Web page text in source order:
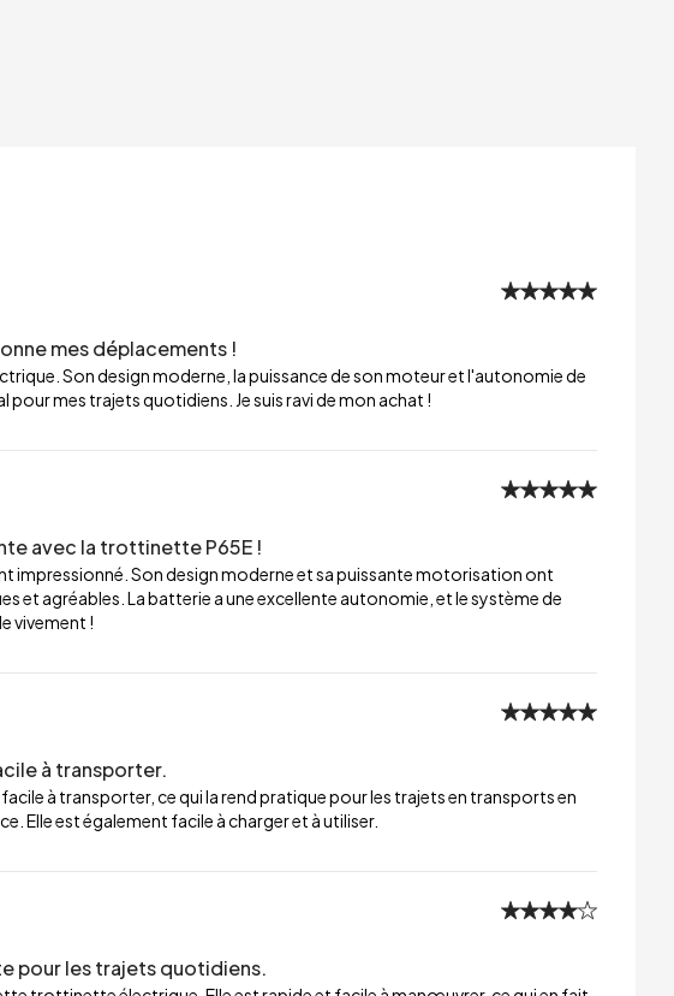
mes déplacements !
Son design moderne, la puissance de son moteur et l'autonomie de
mes trajets quotidiens. Je suis ravi de mon achat !
avec la trottinette P65E !
impressionné. Son design moderne et sa puissante motorisation ont
et agréables. La batterie a une excellente autonomie, et le système de
vivement !
à transporter.
à transporter, ce qui la rend pratique pour les trajets en transports en
Elle est également facile à charger et à utiliser.
pour les trajets quotidiens.